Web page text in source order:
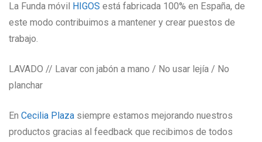
La Funda móvil HIGOS está fabricada 100% en España, de
este modo contribuimos a mantener y crear puestos de
trabajo.
LAVADO // Lavar con jabón a mano / No usar lejía / No
planchar
En Cecilia Plaza siempre estamos mejorando nuestros
productos gracias al feedback que recibimos de todos